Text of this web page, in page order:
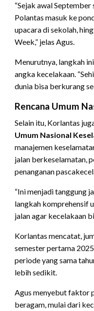
“Sejak awal
Polantas masuk ke
upacara di sekolah,
Week,” jelas Agus.
Menurutnya, langkah
angka kecelakaan.
dunia bisa berkurang
Rencana Umum
Selain itu, Korlantas
Umum Nasional
manajemen
jalan berkeselamatan,
penanganan
“Ini menjadi tanggung
langkah komprehensif
jalan agar kecelakaan
Korlantas mencatat,
semester pertama
periode yang sama
lebih sedikit.
Agus menyebut faktor
beragam, mulai dari